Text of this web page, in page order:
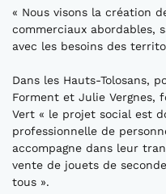
« Nous visons la création
commerciaux abordables,
avec les besoins des
Dans les Hauts-Tolosans,
Forment et Julie Vergnes,
Vert « le projet social est
professionnelle de
accompagne dans leur
vente de jouets de
tous ».